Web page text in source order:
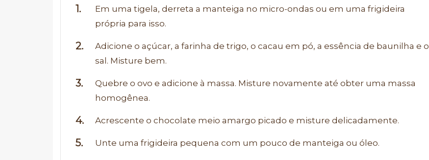
Em uma tigela, derreta a manteiga no micro-ondas ou em uma frigideira
própria para isso.
Adicione o açúcar, a farinha de trigo, o cacau em pó, a essência de baunilha e o
sal. Misture bem.
Quebre o ovo e adicione à massa. Misture novamente até obter uma massa
homogênea.
Acrescente o chocolate meio amargo picado e misture delicadamente.
Unte uma frigideira pequena com um pouco de manteiga ou óleo.